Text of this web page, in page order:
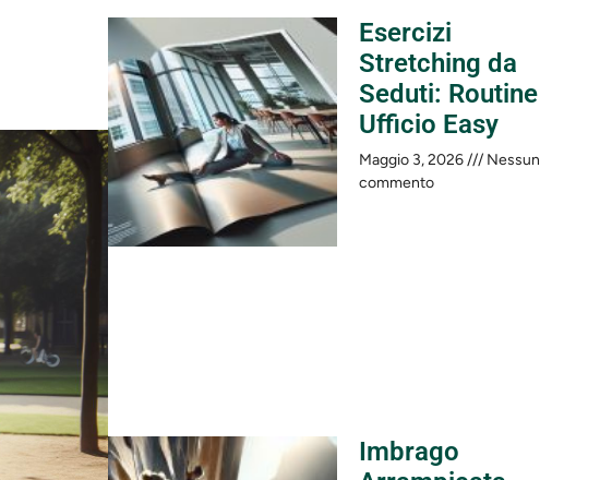
Esercizi
Stretching da
Seduti: Routine
Ufficio Easy
Maggio 3, 2026
Nessun
commento
Imbrago